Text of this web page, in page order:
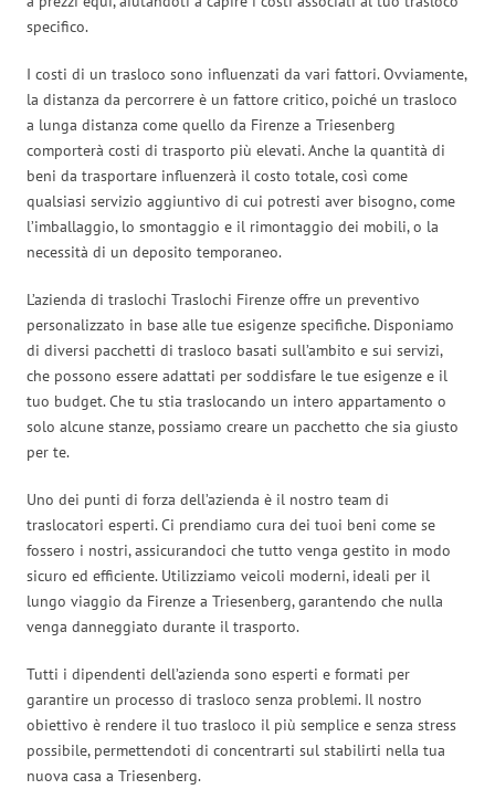
specifico.
I costi di un trasloco sono influenzati da vari fattori. Ovviamente,
la distanza da percorrere è un fattore critico, poiché un trasloco
a lunga distanza come quello da Firenze a Triesenberg
comporterà costi di trasporto più elevati. Anche la quantità di
beni da trasportare influenzerà il costo totale, così come
qualsiasi servizio aggiuntivo di cui potresti aver bisogno, come
l’imballaggio, lo smontaggio e il rimontaggio dei mobili, o la
necessità di un deposito temporaneo.
L’azienda di traslochi Traslochi Firenze offre un preventivo
personalizzato in base alle tue esigenze specifiche. Disponiamo
di diversi pacchetti di trasloco basati sull’ambito e sui servizi,
che possono essere adattati per soddisfare le tue esigenze e il
tuo budget. Che tu stia traslocando un intero appartamento o
solo alcune stanze, possiamo creare un pacchetto che sia giusto
per te.
Uno dei punti di forza dell’azienda è il nostro team di
traslocatori esperti. Ci prendiamo cura dei tuoi beni come se
fossero i nostri, assicurandoci che tutto venga gestito in modo
sicuro ed efficiente. Utilizziamo veicoli moderni, ideali per il
lungo viaggio da Firenze a Triesenberg, garantendo che nulla
venga danneggiato durante il trasporto.
Tutti i dipendenti dell’azienda sono esperti e formati per
garantire un processo di trasloco senza problemi. Il nostro
obiettivo è rendere il tuo trasloco il più semplice e senza stress
possibile, permettendoti di concentrarti sul stabilirti nella tua
nuova casa a Triesenberg.